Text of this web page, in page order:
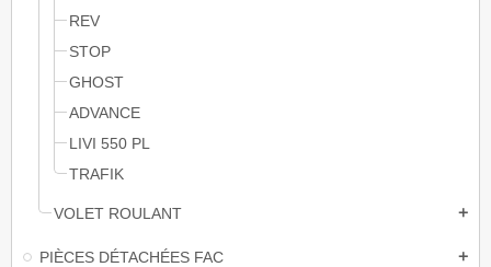
REV
STOP
GHOST
ADVANCE
LIVI 550 PL
TRAFIK
VOLET ROULANT add
PIÈCES DÉTACHÉES FAC add